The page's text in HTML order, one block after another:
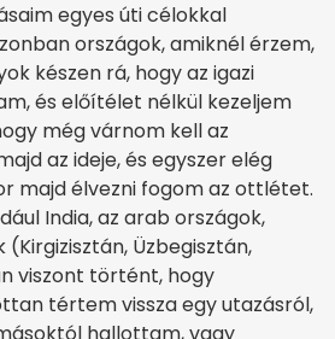
egyes úti célokkal
országok, amiknél érzem,
készen rá, hogy az igazi
és előítélet nélkül kezeljem
még várnom kell az
az ideje, és egyszer elég
majd élvezni fogom az ottlétet.
India, az arab országok,
Üzbegisztán,
viszont történt, hogy
tértem vissza egy utazásról,